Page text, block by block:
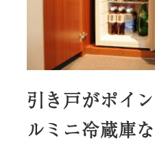
引き戸がポイ
ルミニ冷蔵庫